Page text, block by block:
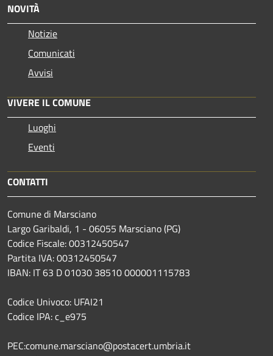
NOVITÀ
Notizie
Comunicati
Avvisi
VIVERE IL COMUNE
Luoghi
Eventi
CONTATTI
Comune di Marsciano
Largo Garibaldi, 1 - 06055 Marsciano (PG)
Codice Fiscale: 00312450547
Partita IVA: 00312450547
IBAN: IT 63 D 01030 38510 000001115783
Codice Univoco: UFAI21
Codice IPA: c_e975
PEC:comune.marsciano@postacert.umbria.it